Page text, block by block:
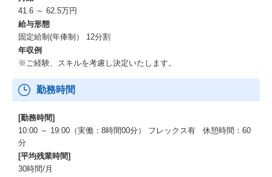
のメンバーと共創し、戦略〜サービスやプロダクトまで落とし込
むことができる
・クライアントの経営層らと相対し、クライアントに気づきを与
えて大胆な意思決定を後押しすることができる
・大企業からスタートアップまで多様なクライアントのプロジェ
クトを幅広く経験できる
・リサーチプロセスをゼロから構築できる
・常にチャレンジ精神を持ち、新しい取り組みを試すことができ
る
41.6 ～ 62.5万円
給与形態
固定給制(年俸制） 12分割
年収例
※ご経験、スキルを考慮し決定いたします。
勤務時間
[勤務時間]
10:00 ～ 19:00（実働：8時間00分） フレックス有 休憩時間：60
分
[平均残業時間]
30時間/月